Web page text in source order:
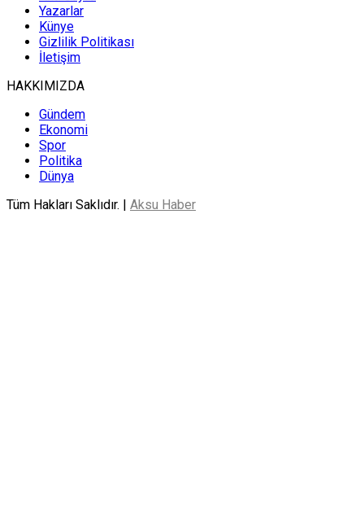
Yazarlar
Künye
Gizlilik Politikası
İletişim
HAKKIMIZDA
Gündem
Ekonomi
Spor
Politika
Dünya
Tüm Hakları Saklıdır. | Aksu Haber